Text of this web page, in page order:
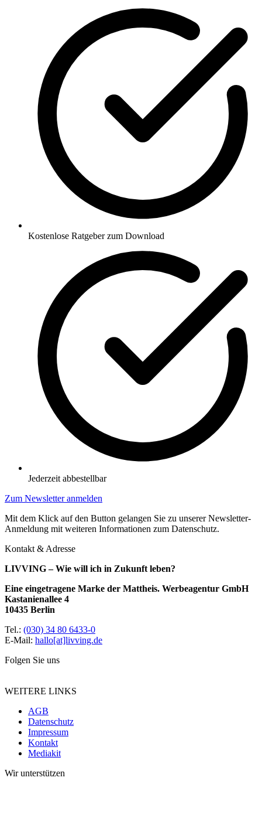
Kostenlose Ratgeber zum Download
Jederzeit abbestellbar
Zum Newsletter anmelden
Mit dem Klick auf den Button gelangen Sie zu unserer Newsletter-
Anmeldung mit weiteren Informationen zum Datenschutz.
Kontakt & Adresse
LIVVING – Wie will ich in Zukunft leben?
Eine eingetragene Marke der Mattheis. Werbeagentur GmbH
Kastanienallee 4
10435 Berlin
Tel.: (030) 34 80 6433-0
E-Mail: hallo[at]livving.de
Folgen Sie uns
WEITERE LINKS
AGB
Datenschutz
Impressum
Kontakt
Mediakit
Wir unterstützen